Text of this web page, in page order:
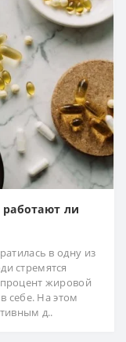
ли
в одну из
стремятся
жировой
себе. На этом
д..